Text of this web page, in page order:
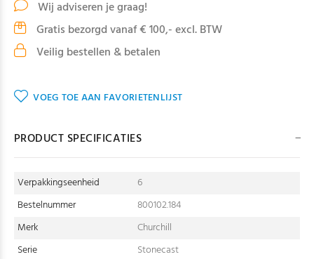
Wij adviseren je graag!
Gratis bezorgd vanaf € 100,- excl. BTW
Veilig bestellen & betalen
VOEG TOE AAN FAVORIETENLIJST
PRODUCT SPECIFICATIES
Verpakkingseenheid
6
Bestelnummer
800102.184
Merk
Churchill
Serie
Stonecast